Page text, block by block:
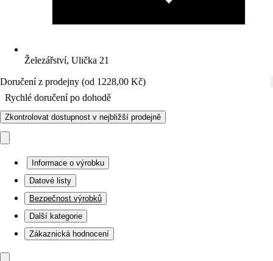
Železářství, Ulička 21
Doručení z prodejny (od 1228,00 Kč)
Rychlé doručení po dohodě
Zkontrolovat dostupnost v nejbližší prodejně
Informace o výrobku
Datové listy
Bezpečnost výrobků
Další kategorie
Zákaznická hodnocení